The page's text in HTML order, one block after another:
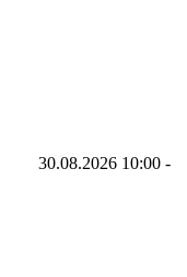
30.08.2026 10:00 -